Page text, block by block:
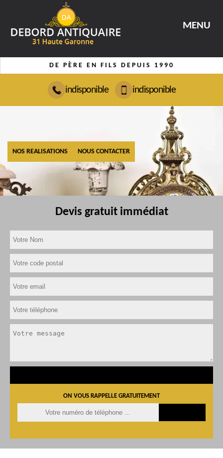
MENU
DE PÈRE EN FILS DEPUIS 1990
indisponible indisponible
NOS REALISATIONS NOUS CONTACTER
Devis gratuit immédiat
ON VOUS RAPPELLE GRATUITEMENT